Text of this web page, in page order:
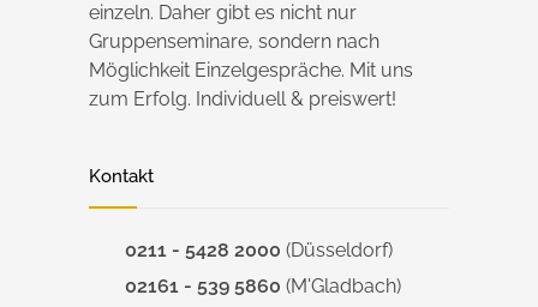
einzeln. Daher gibt es nicht nur
Gruppenseminare, sondern nach
Möglichkeit Einzelgespräche. Mit uns
zum Erfolg. Individuell & preiswert!
Kontakt
0211 - 5428 2000 (Düsseldorf)
02161 - 539 5860 (M'Gladbach)